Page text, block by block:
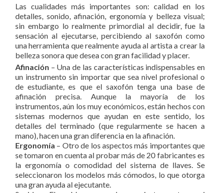
Las cualidades más importantes son: calidad en los
detalles, sonido, afinación, ergonomía y belleza visual;
sin embargo lo realmente primordial al decidir, fue la
sensación al ejecutarse, percibiendo al saxofón como
una herramienta que realmente ayuda al artista a crear la
belleza sonora que desea con gran facilidad y placer.
Afinación – Una de las características indispensables en
un instrumento sin importar que sea nivel profesional o
de estudiante, es que el saxofón tenga una base de
afinación precisa. Aunque la mayoría de los
instrumentos, aún los muy económicos, están hechos con
sistemas modernos que ayudan en este sentido, los
detalles del terminado (que regularmente se hacen a
mano), hacen una gran diferencia en la afinación.
Ergonomía – Otro de los aspectos más importantes que
se tomaron en cuenta al probar más de 20 fabricantes es
la ergonomía o comodidad del sistema de llaves. Se
seleccionaron los modelos más cómodos, lo que otorga
una gran ayuda al ejecutante.